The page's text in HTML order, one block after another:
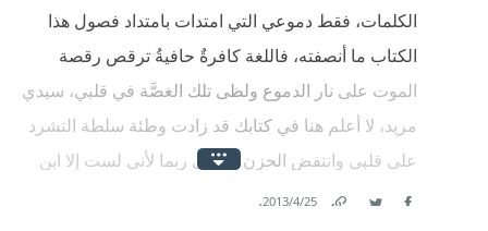
الكلمات، فقط دموعي التي امتدات بامتداد فصول هذا
الكتاب ما أنصفته، فاللغة كافرةٌ حافيةُ ترقص رقصة
الموت على نار الدموع ولظى تلك الغصَّة في قلبي، سيدي
مريد، لا أعلم هنا في كتابك قد زادت وطئة سلطة التشرد
على قلبي وانتفض الحزن يكويني ربما لأني لست إلا ابن
السادسة عشر ولا أعرف من التشرد إلا اسمه ومخيمي و
25‏/4‏/2013
.